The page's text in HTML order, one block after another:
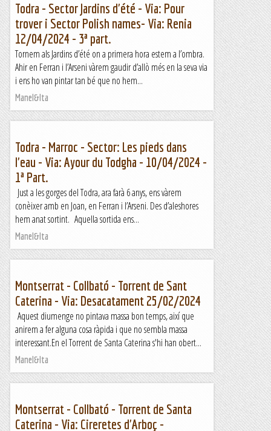
Todra - Sector Jardins d'été - Via: Pour
trover i Sector Polish names- Via: Renia
12/04/2024 - 3ª part.
Tornem als Jardins d’été on a primera hora estem a l’ombra.
Ahir en Ferran i l’Arseni vàrem gaudir d’allò més en la seva via
i ens ho van pintar tan bé que no hem...
Manel&Ita
Todra - Marroc - Sector: Les pieds dans
l'eau - Via: Ayour du Todgha - 10/04/2024 -
1ª Part.
Just a les gorges del Todra, ara farà 6 anys, ens vàrem
conèixer amb en Joan, en Ferran i l’Arseni. Des d’aleshores
hem anat sortint. Aquella sortida ens...
Manel&Ita
Montserrat - Collbató - Torrent de Sant
Caterina - Via: Desacatament 25/02/2024
Aquest diumenge no pintava massa bon temps, així que
anirem a fer alguna cosa ràpida i que no sembla massa
interessant.En el Torrent de Santa Caterina s'hi han obert...
Manel&Ita
Montserrat - Collbató - Torrent de Santa
Caterina - Via: Cireretes d'Arboç -